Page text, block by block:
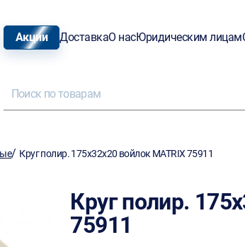
Акции ДоставкаО насЮридическим лицам
/ Круг полир. 175х32х20 войлок MATRIX 75911
Круг полир.
75911